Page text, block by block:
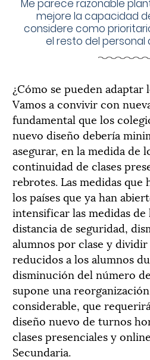
Me parece razonable
mejore la capacidad
considere como
el resto del personal
¿Cómo se pueden adaptar
Vamos a convivir con
fundamental que los
nuevo diseño debería
asegurar, en la medida de
continuidad de clases
rebrotes. Las medidas que
los países que ya han
intensificar las medidas
distancia de seguridad,
alumnos por clase y
reducidos a los alumnos
disminución del número
supone una
considerable, que
diseño nuevo de turnos
clases presenciales y
Secundaria.